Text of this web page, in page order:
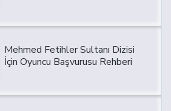
Mehmed Fetihler Sultanı Dizisi
İçin Oyuncu Başvurusu Rehberi